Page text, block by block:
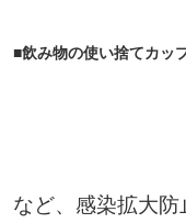
■飲み物の使い捨てカッ
など、感染拡大防